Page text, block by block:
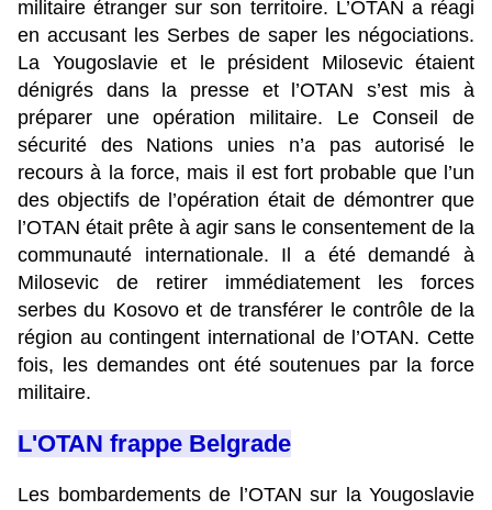
militaire étranger sur son territoire. L’OTAN a réagi
en accusant les Serbes de saper les négociations.
La Yougoslavie et le président Milosevic étaient
dénigrés dans la presse et l’OTAN s’est mis à
préparer une opération militaire. Le Conseil de
sécurité des Nations unies n’a pas autorisé le
recours à la force, mais il est fort probable que l’un
des objectifs de l’opération était de démontrer que
l’OTAN était prête à agir sans le consentement de la
communauté internationale. Il a été demandé à
Milosevic de retirer immédiatement les forces
serbes du Kosovo et de transférer le contrôle de la
région au contingent international de l’OTAN. Cette
fois, les demandes ont été soutenues par la force
militaire.
L'OTAN frappe Belgrade
Les bombardements de l’OTAN sur la Yougoslavie